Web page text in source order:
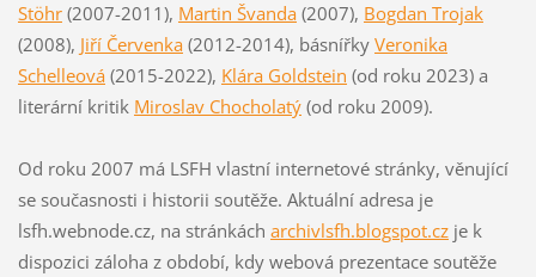
Stöhr(2007-2011), Martin Švanda(2007), Bogdan Trojak
(2008), Jiří Červenka(2012-2014), básnířky Veronika
Schelleová(2015-2022), Klára Goldstein (od roku 2023) a
literární kritik Miroslav Chocholatý(od roku 2009).
Od roku 2007 má LSFH vlastní internetové stránky, věnující
se současnosti i historii soutěže. Aktuální adresa je
lsfh.webnode.cz, na stránkách archivlsfh.blogspot.czje k
dispozici záloha z období, kdy webová prezentace soutěže